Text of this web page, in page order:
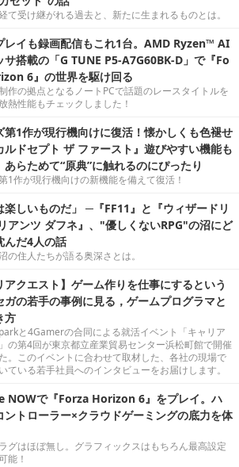
て受け継がれる過去と、新たに生まれるものとは。
レイも録画配信もこれ1台。AMD Ryzen™ AI
サ搭載の「G TUNE P5-A7G60BK-D」で『Fo
6』の世界を駆け回る
作の拠点となるノートPCで話題のレースタイトルを
熱性能もチェックしました！
第1作が現行機向けに復活！懐かしくも色褪せ
ルドセプト ザ ファースト』遊びやすい機能も
あらためて“原典”に触れるのにぴったり
1作が現行機向けの新機能を備えて復活！
楽しいものだ」 ─『FF11』と『ウィザードリ
アンツ ダフネ』、"優しくないRPG"の沼にど
んだ4人の話
の住人たちが語る奥深さとは。
アクエスト】ゲーム作りを仕事にするという
ガの若手の事例に見る，ゲームプログラマと
方
と4Gamerの合同による就活イベント「キャリア
の第4回が東京都立産業貿易センター浜松町館で開催
。このイベントに合わせて取材した、各社の現場で
ている若手社員へのインタビューをお届けします。
NOWで『Forza Horizon 6』をプレイ。ハ
ントローラー×クラウドゲーミングの底力を体
グはほぼ無し。グラフィックスはもちろん最高設定
能！